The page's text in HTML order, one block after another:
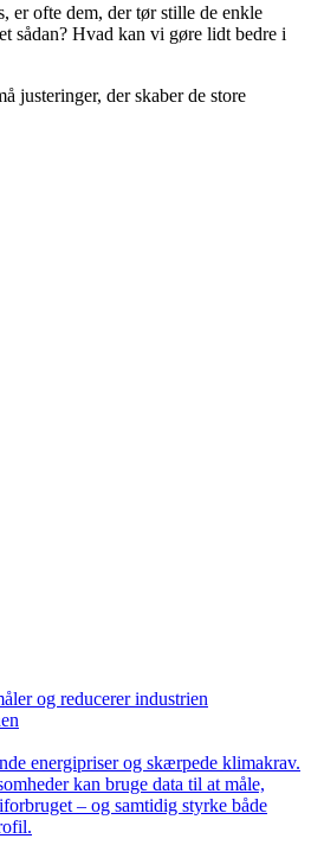
er ofte dem, der tør stille de enkle
sådan? Hvad kan vi gøre lidt bedre i
justeringer, der skaber de store
og reducerer industrien
energipriser og skærpede klimakrav.
kan bruge data til at måle,
– og samtidig styrke både